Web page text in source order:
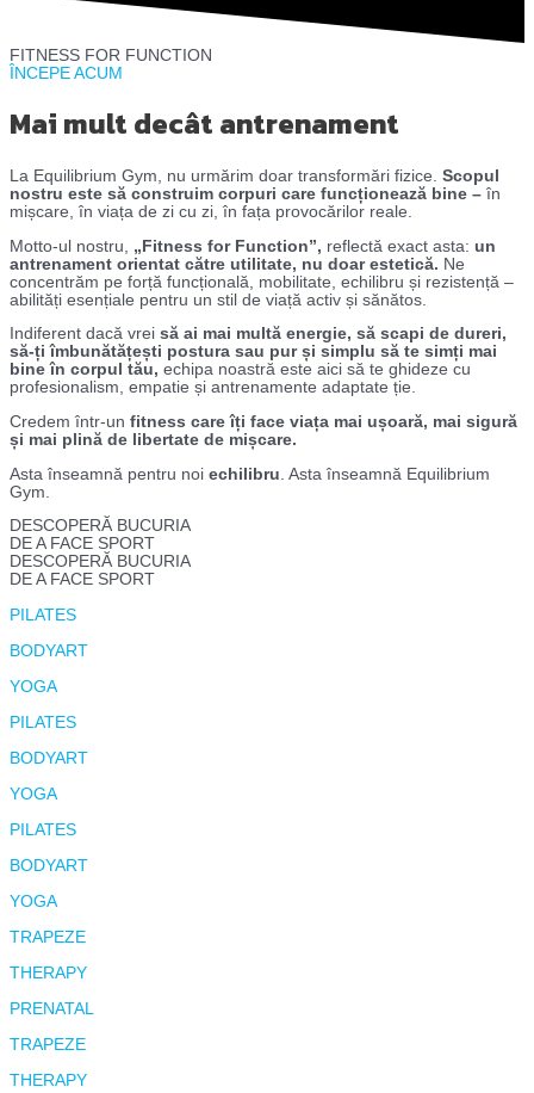
FITNESS FOR FUNCTION
ÎNCEPE ACUM
Mai mult decât antrenament
La Equilibrium Gym, nu urmărim doar transformări fizice. Scopul
nostru este să construim corpuri care funcționează bine – în
mișcare, în viața de zi cu zi, în fața provocărilor reale.
Motto-ul nostru,
„Fitness for Function”, reflectă exact asta: un
antrenament orientat către utilitate, nu doar estetică. Ne
concentrăm pe forță funcțională, mobilitate, echilibru și rezistență –
abilități esențiale pentru un stil de viață activ și sănătos.
Indiferent dacă vrei să ai mai multă energie, să scapi de dureri,
să-ți îmbunătățești postura sau pur și simplu să te simți mai
bine în corpul tău, echipa noastră este aici să te ghideze cu
profesionalism, empatie și antrenamente adaptate ție.
Credem într-un fitness care îți face viața mai ușoară, mai sigură
și mai plină de libertate de mișcare.
Asta înseamnă pentru noi echilibru . Asta înseamnă Equilibrium
Gym.
DESCOPERĂ BUCURIA
DE A FACE SPORT
DESCOPERĂ BUCURIA
DE A FACE SPORT
PILATES
BODYART
YOGA
PILATES
BODYART
YOGA
PILATES
BODYART
YOGA
TRAPEZE
THERAPY
PRENATAL
TRAPEZE
THERAPY